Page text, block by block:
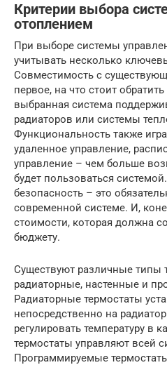
Критерии выбора
отоплением
При выборе системы
учитывать несколько
Совместимость с
первое, на что стоит
выбранная система
радиаторов или системы
Функциональность также
удаленное управление,
управление – чем больше
будет пользоваться
безопасность – это
современной системе. И,
стоимости, которая должна
бюджету.
Существуют различные типы
радиаторные, настенные и
Радиаторные термостаты
непосредственно на
регулировать температуру в
термостаты управляют всей
Программируемые